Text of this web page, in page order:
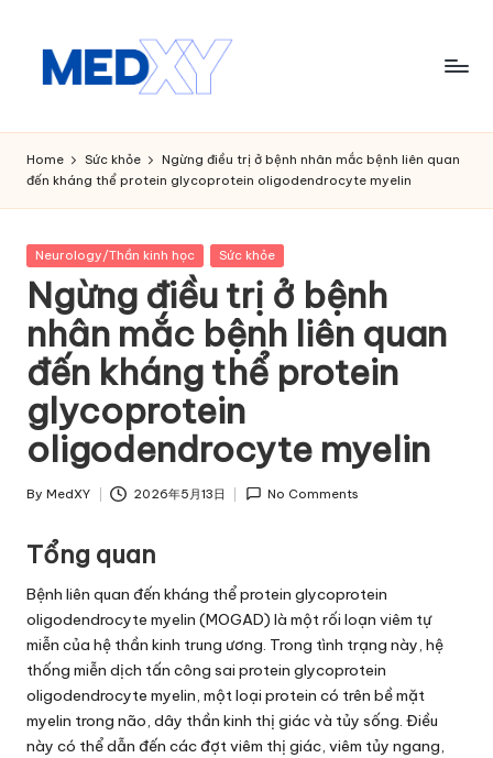
M
e
d
x
y
A
I
Home Sức khỏe
Ngừng điều trị ở bệnh nhân mắc bệnh liên quan
đến kháng thể protein glycoprotein oligodendrocyte myelin
Posted
Neurology/Thần kinh học Sức khỏe
Ngừng điều trị ở bệnh
nhân mắc bệnh liên quan
đến kháng thể protein
glycoprotein
oligodendrocyte myelin
Posted
By MedXY 2026年5月13日 No Comments
Tổng quan
Bệnh liên quan đến kháng thể protein glycoprotein
oligodendrocyte myelin (MOGAD) là một rối loạn viêm tự
miễn của hệ thần kinh trung ương. Trong tình trạng này, hệ
thống miễn dịch tấn công sai protein glycoprotein
oligodendrocyte myelin, một loại protein có trên bề mặt
myelin trong não, dây thần kinh thị giác và tủy sống. Điều
này có thể dẫn đến các đợt viêm thị giác, viêm tủy ngang,